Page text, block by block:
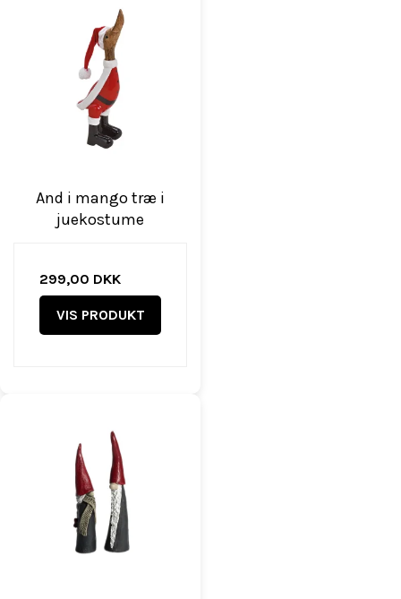
And i mango træ i
juekostume
299,00 DKK
VIS PRODUKT